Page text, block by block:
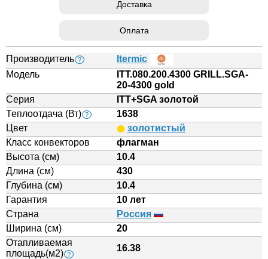
Доставка
Оплата
Производитель ?
Itermic
Модель
ITT.080.200.4300 GRILL.SGA-
20-4300 gold
Серия
ITT+SGA золотой
Теплоотдача (Вт) ?
1638
Цвет
золотистый
Класс конвекторов
флагман
Высота (см)
10.4
Длина (см)
430
Глубина (см)
10.4
Гарантия
10 лет
Страна
Россия
Ширина (см)
20
Отапливаемая
площадь(м2) ?
16.38